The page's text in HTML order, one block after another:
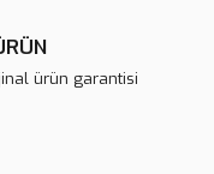
ürün garantisi